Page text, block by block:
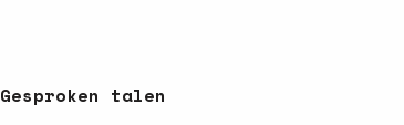
Gesproken talen
Gesproken talen